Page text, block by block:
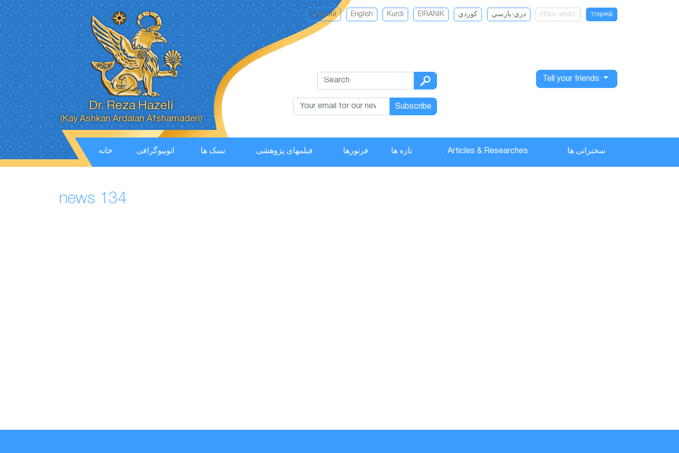
Dr. Reza Hazeli
(Kay Ashkan Ardalan Afsharnaderi)
Русский English Kurdi EIRANIK كوردي دري-پارسي Ирон ӕвзаг тоҷикӣ
Subscribe
Tell your friends
خانه اتوبیوگرافی نسک ها فیلمهای پژوهشی فرتورها تازه ها Articles & Researches سخنرانی ها
news 134